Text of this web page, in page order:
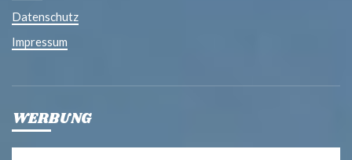
Datenschutz
Impressum
WERBUNG